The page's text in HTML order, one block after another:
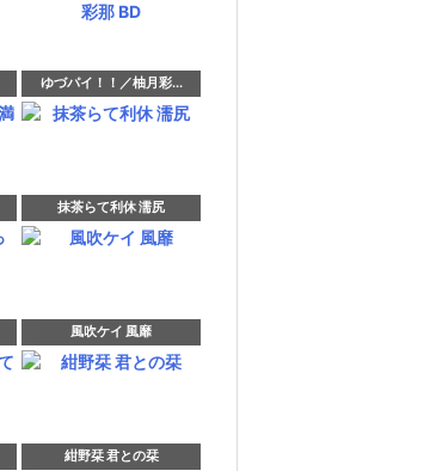
ゆづパイ！！／柚月彩...
抹茶らて利休 濡尻
風吹ケイ 風靡
紺野栞 君との栞